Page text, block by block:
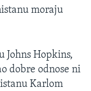
moraju
Johns Hopkins,
dobre odnose ni
Karlom